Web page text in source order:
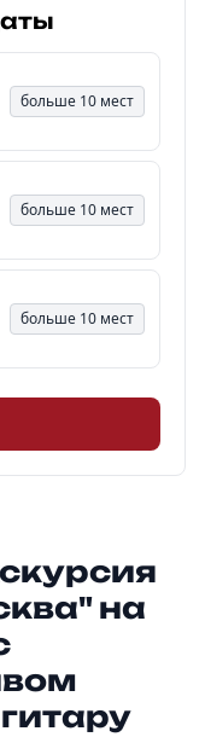
больше 10 мест
больше 10 мест
больше 10 мест
на